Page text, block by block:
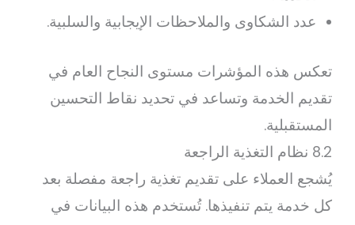
عدد الشكاوى والملاحظات الإيجابية والسلبية.
تعكس هذه المؤشرات مستوى النجاح العام في
تقديم الخدمة وتساعد في تحديد نقاط التحسين
المستقبلية.
8.2 نظام التغذية الراجعة
يُشجع العملاء على تقديم تغذية راجعة مفصلة بعد
كل خدمة يتم تنفيذها. تُستخدم هذه البيانات في